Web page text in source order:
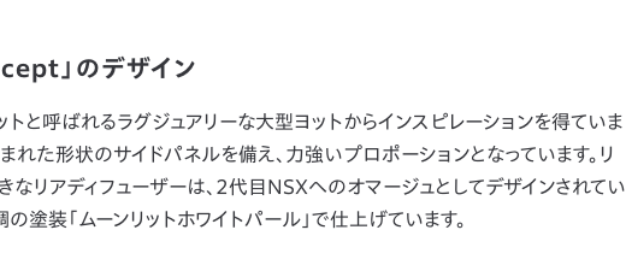
」のデザイン
と呼ばれるラグジュアリーな大型ヨットからインスピレーションを得ていま
れた形状のサイドパネルを備え、力強いプロポーションとなっています。リ
なリアディフューザーは、2代目NSXへのオマージュとしてデザインされてい
塗装「ムーンリットホワイトパール」で仕上げています。